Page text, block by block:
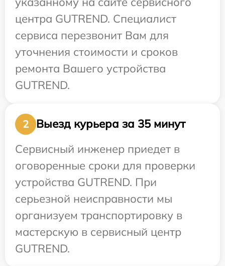
центра GUTREND. Специалист
сервиса перезвонит Вам для
уточнения стоимости и сроков
ремонта Вашего устройства
GUTREND.
2
Выезд курьера за 35 минут
Сервисный инженер приедет в
оговоренные сроки для проверки
устройства GUTREND. При
серьезной неисправности мы
организуем транспортировку в
мастерскую в сервисный центр
GUTREND.